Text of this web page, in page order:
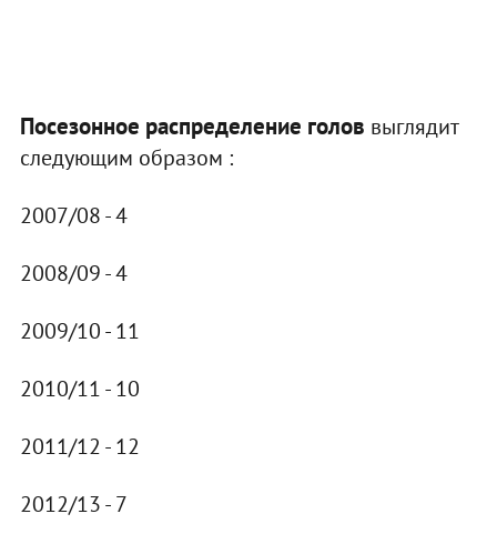
Посезонное распределение голов выглядит
следующим образом :
2007/08 - 4
2008/09 - 4
2009/10 - 11
2010/11 - 10
2011/12 - 12
2012/13 - 7